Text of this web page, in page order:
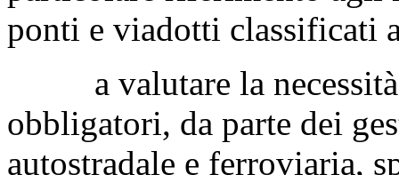
ponti e viadotti classificati
a valutare la necessità
obbligatori, da parte dei
autostradale e ferroviaria,